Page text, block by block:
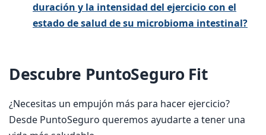
duración y la intensidad del ejercicio con el
estado de salud de su microbioma intestinal?
Descubre PuntoSeguro Fit
¿Necesitas un empujón más para hacer ejercicio?
Desde PuntoSeguro queremos ayudarte a tener una